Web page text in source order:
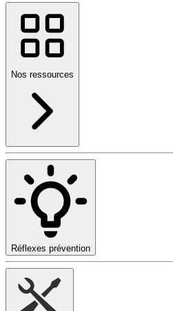
Nos ressources
Réflexes prévention